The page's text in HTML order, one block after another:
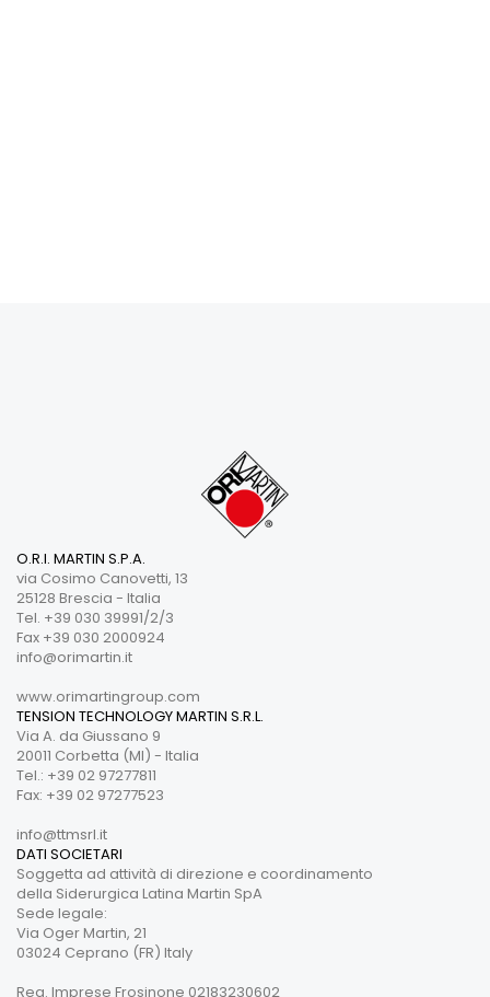
O.R.I. MARTIN S.P.A.
via Cosimo Canovetti, 13
25128 Brescia - Italia
Tel. +39 030 39991/2/3
Fax +39 030 2000924
info@orimartin.it
www.orimartingroup.com
TENSION TECHNOLOGY MARTIN S.R.L.
Via A. da Giussano 9
20011 Corbetta (MI) - Italia
Tel.: +39 02 97277811
Fax: +39 02 97277523
info@ttmsrl.it
DATI SOCIETARI
Soggetta ad attività di direzione e coordinamento
della Siderurgica Latina Martin SpA
Sede legale:
Via Oger Martin, 21
03024 Ceprano (FR) Italy
Reg. Imprese Frosinone 02183230602